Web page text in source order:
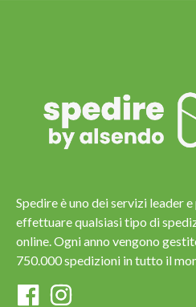
Spedire è uno dei servizi leader
effettuare qualsiasi tipo di
online. Ogni anno vengono
750.000 spedizioni in tutto il